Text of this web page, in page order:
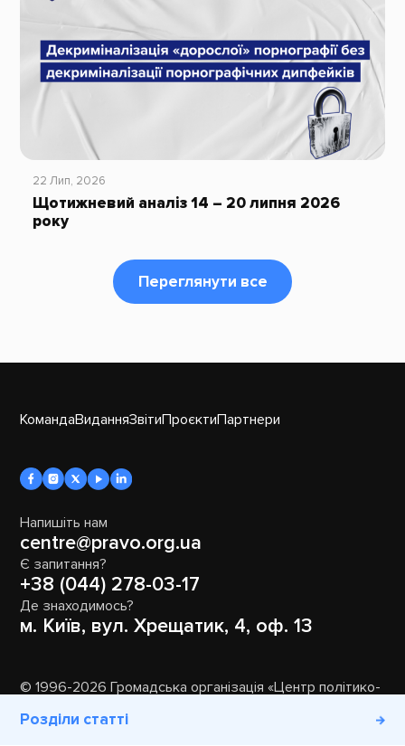
Розділи статті
22 Лип, 2026
Щотижневий аналіз 14 – 20 липня 2026
року
Переглянути все
КомандаВиданняЗвітиПроєктиПартнери
Напишіть нам
centre@pravo.org.ua
Є запитання?
+38 (044) 278-03-17
Де знаходимось?
м. Київ, вул. Хрещатик, 4, оф. 13
© 1996-2026 Громадська організація «Центр політико-